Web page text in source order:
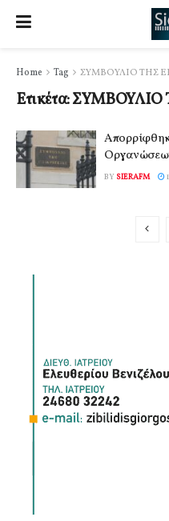
Home Tag ΣΥΜΒΟΥΛΙΟ ΤΗΣ
Ετικέτα:ΣΥΜΒΟΥΛΙΟ
BY SIERAFM